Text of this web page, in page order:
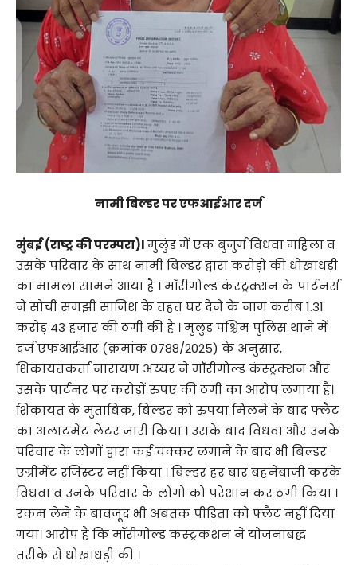
नामी बिल्डर पर एफआईआर दर्ज
मुंबई (राष्ट्र की परम्परा)lमुलुंड में एक बुजुर्ग विधवा महिला व
उसके परिवार के साथ नामी बिल्डर द्वारा करोड़ो की धोखाधड़ी
का मामला सामने आया है । मॉरीगोल्ड कंस्ट्रक्शन के पार्टनर्स
ने सोची समझी साजिश के तहत घर देने के नाम करीब 1.31
करोड़ 43 हजार की ठगी की है । मुलुंड पश्चिम पुलिस थाने में
दर्ज एफआईआर (क्रमांक 0788/2025) के अनुसार,
शिकायतकर्ता नारायण अय्यर ने मॉरीगोल्ड कंस्ट्रक्शन और
उसके पार्टनर पर करोड़ों रुपए की ठगी का आरोप लगाया है।
शिकायत के मुताबिक, बिल्डर को रुपया मिलने के बाद फ्लैट
का अलाटमेंट लेटर जारी किया । उसके बाद विधवा और उनके
परिवार के लोगों द्वारा कई चक्कर लगाने के बाद भी बिल्डर
एग्रीमेंट रजिस्टर नहीं किया । बिल्डर हर बार बहनेबाज़ी करके
विधवा व उनके परिवार के लोगो को परेशान कर ठगी किया ।
रकम लेने के बावजूद भी अबतक पीड़िता को फ्लैट नहीं दिया
गया। आरोप है कि मॉरीगोल्ड कंस्ट्रकशन ने योजनाबद्ध
तरीके से धोखाधड़ी की ।